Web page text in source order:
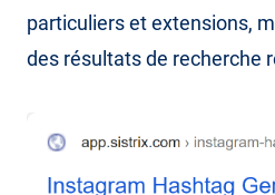
particuliers et extensions,
des résultats de recherche